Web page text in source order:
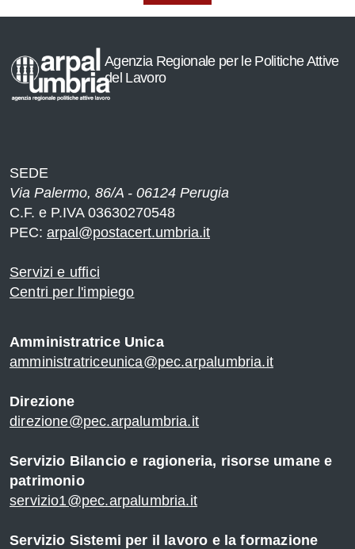
Agenzia Regionale per le Politiche Attive
del Lavoro
SEDE
Via Palermo, 86/A - 06124 Perugia
C.F. e P.IVA 03630270548
PEC: arpal@postacert.umbria.it
Servizi e uffici
Centri per l'impiego
Amministratrice Unica
amministratriceunica@pec.arpalumbria.it
Direzione
direzione@pec.arpalumbria.it
Servizio Bilancio e ragioneria, risorse umane e
patrimonio
servizio1@pec.arpalumbria.it
Servizio Sistemi per il lavoro e la formazione